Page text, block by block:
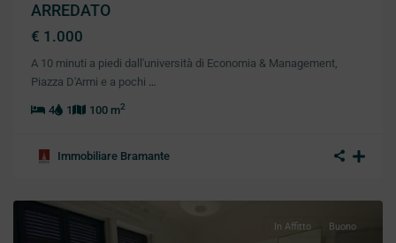
ARREDATO
€ 1.000
A 10 minuti a piedi dall'università di Economia & Management,
Piazza D'Armi e a pochi …
4 1 100 m2
Immobiliare Bramante
In Affitto Buono